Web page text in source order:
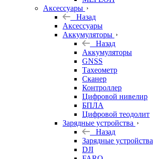
Аксессуары
Назад
Аксессуары
Аккумуляторы
Назад
Аккумуляторы
GNSS
Тахеометр
Сканер
Контроллер
Цифровой нивелир
БПЛА
Цифровой теодолит
Зарядные устройства
Назад
Зарядные устройства
DJI